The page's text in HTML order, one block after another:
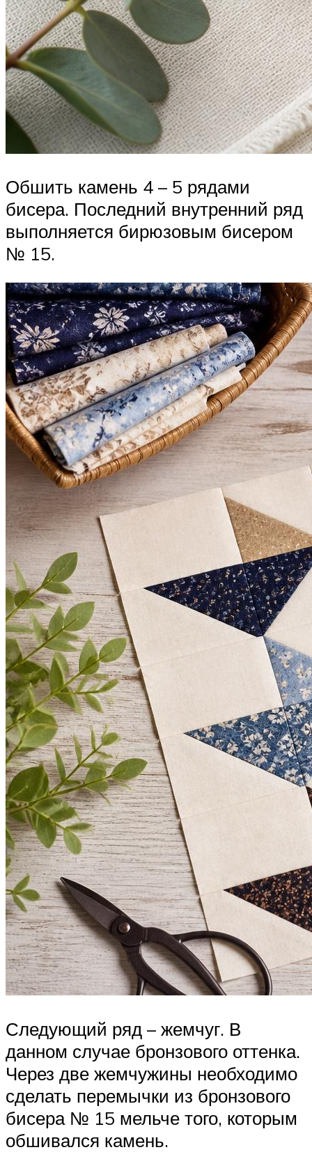
Обшить камень 4 – 5 рядами
бисера. Последний внутренний ряд
выполняется бирюзовым бисером
№ 15.
Следующий ряд – жемчуг. В
данном случае бронзового оттенка.
Через две жемчужины необходимо
сделать перемычки из бронзового
бисера № 15 мельче того, которым
обшивался камень.